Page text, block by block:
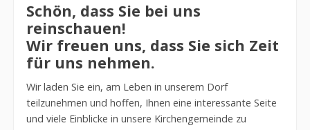
Schön, dass Sie bei uns
reinschauen!
Wir freuen uns, dass Sie sich Zeit
für uns nehmen.
Wir laden Sie ein, am Leben in unserem Dorf
teilzunehmen und hoffen, Ihnen eine interessante Seite
und viele Einblicke in unsere Kirchengemeinde zu